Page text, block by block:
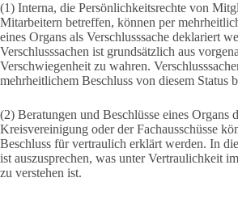
(1) Interna, die Persönlichkeitsrechte von
Mitarbeitern betreffen, können per
eines Organs als Verschlusssache deklariert
Verschlusssachen ist grundsätzlich aus
Verschwiegenheit zu wahren.
mehrheitlichem Beschluss von diesem Status
(2) Beratungen und Beschlüsse eines Organs
Kreisvereinigung oder der Fachausschüsse
Beschluss für vertraulich erklärt werden. In
ist auszusprechen, was unter Vertraulichkeit
zu verstehen ist.